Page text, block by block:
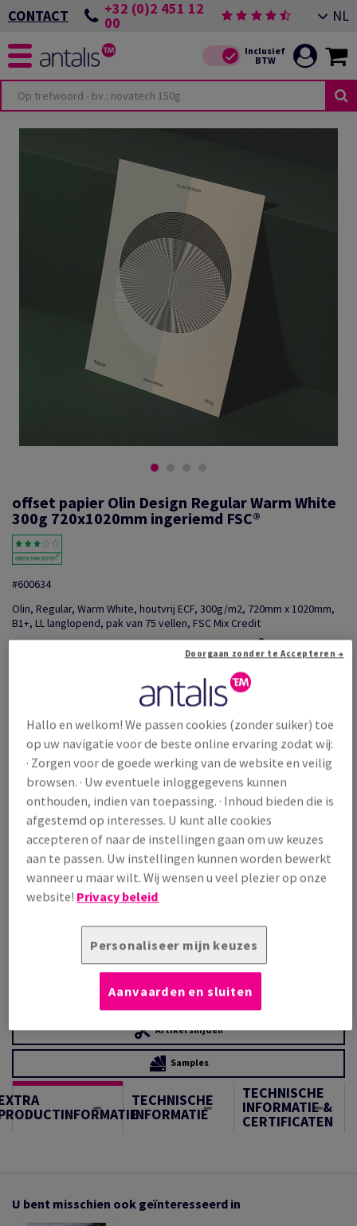
CONTACT +32 (0)2 451 12
00 NL
offset papier Olin Design Regular Warm White
300g 720x1020mm ingeriemd FSC®
#600634
Olin, Regular, Warm White, houtvrij ECF, 300g/m2, 720mm x 1020mm,
B1+, LL langlopend, pak van 75 vellen, FSC Mix Credit
Extra productinformatie
Delen via e-mail
Promotie: Tijdelijke aanbieding! Tot wel 20% korting o...
Prijs incl. BTW
€ 3 408,84 22,21% OFF
Promoprijs incl. BTW
€ 2 651,70
/ 1 000 Vel
(220 kg )
IN BESTELLING
Verpakkingsaantallen
Pak
Artikel snijden
Samples
TECHNISCHE
INFORMATIE
TECHNISCHE
INFORMATIE &
CERTIFICATEN
U bent misschien ook geïnteresseerd in
Hallo en welkom! We passen cookies (zonder suiker) toe
op uw navigatie voor de beste online ervaring zodat wij:
· Zorgen voor de goede werking van de website en veilig
browsen. · Uw eventuele inloggegevens kunnen
onthouden, indien van toepassing. · Inhoud bieden die is
afgestemd op interesses. U kunt alle cookies
accepteren of naar de instellingen gaan om uw keuzes
aan te passen. Uw instellingen kunnen worden bewerkt
wanneer u maar wilt. Wij wensen u veel plezier op onze
website! Privacy beleid
Personaliseer mijn keuzes
Doorgaan zonder te Accepteren →
Aanvaarden en sluiten